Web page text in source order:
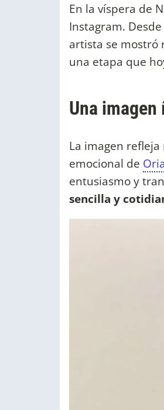
En la víspera de
Instagram.
artista se mostró
una etapa que
Una
La imagen
emocional de
entusiasmo y
sencilla y